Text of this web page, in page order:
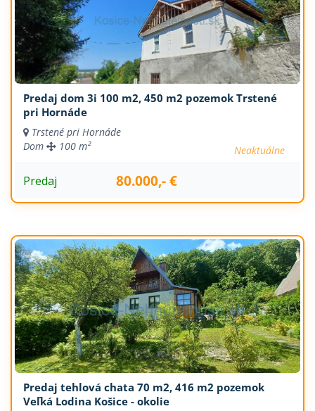
Predaj dom 3i 100 m2, 450 m2 pozemok Trstené
pri Hornáde
Trstené pri Hornáde
Dom
Neaktuálne
100 m²
Predaj 80.000,- €
Predaj tehlová chata 70 m2, 416 m2 pozemok
Veľká Lodina Košice - okolie